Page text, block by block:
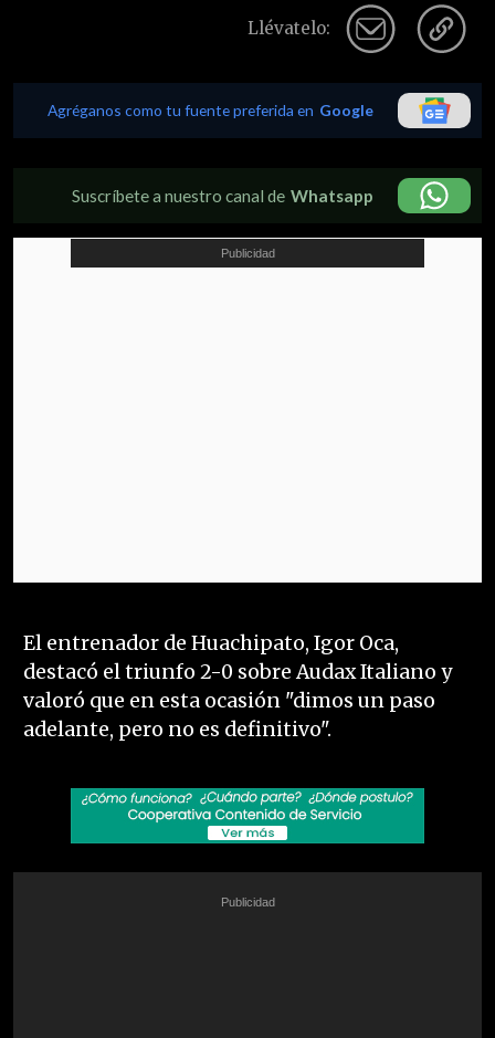
Llévatelo:
Agréganos como tu fuente preferida en Google
Suscríbete a nuestro canal de Whatsapp
El entrenador de Huachipato, Igor Oca,
destacó el triunfo 2-0 sobre Audax Italiano y
valoró que en esta ocasión "dimos un paso
adelante, pero no es definitivo".